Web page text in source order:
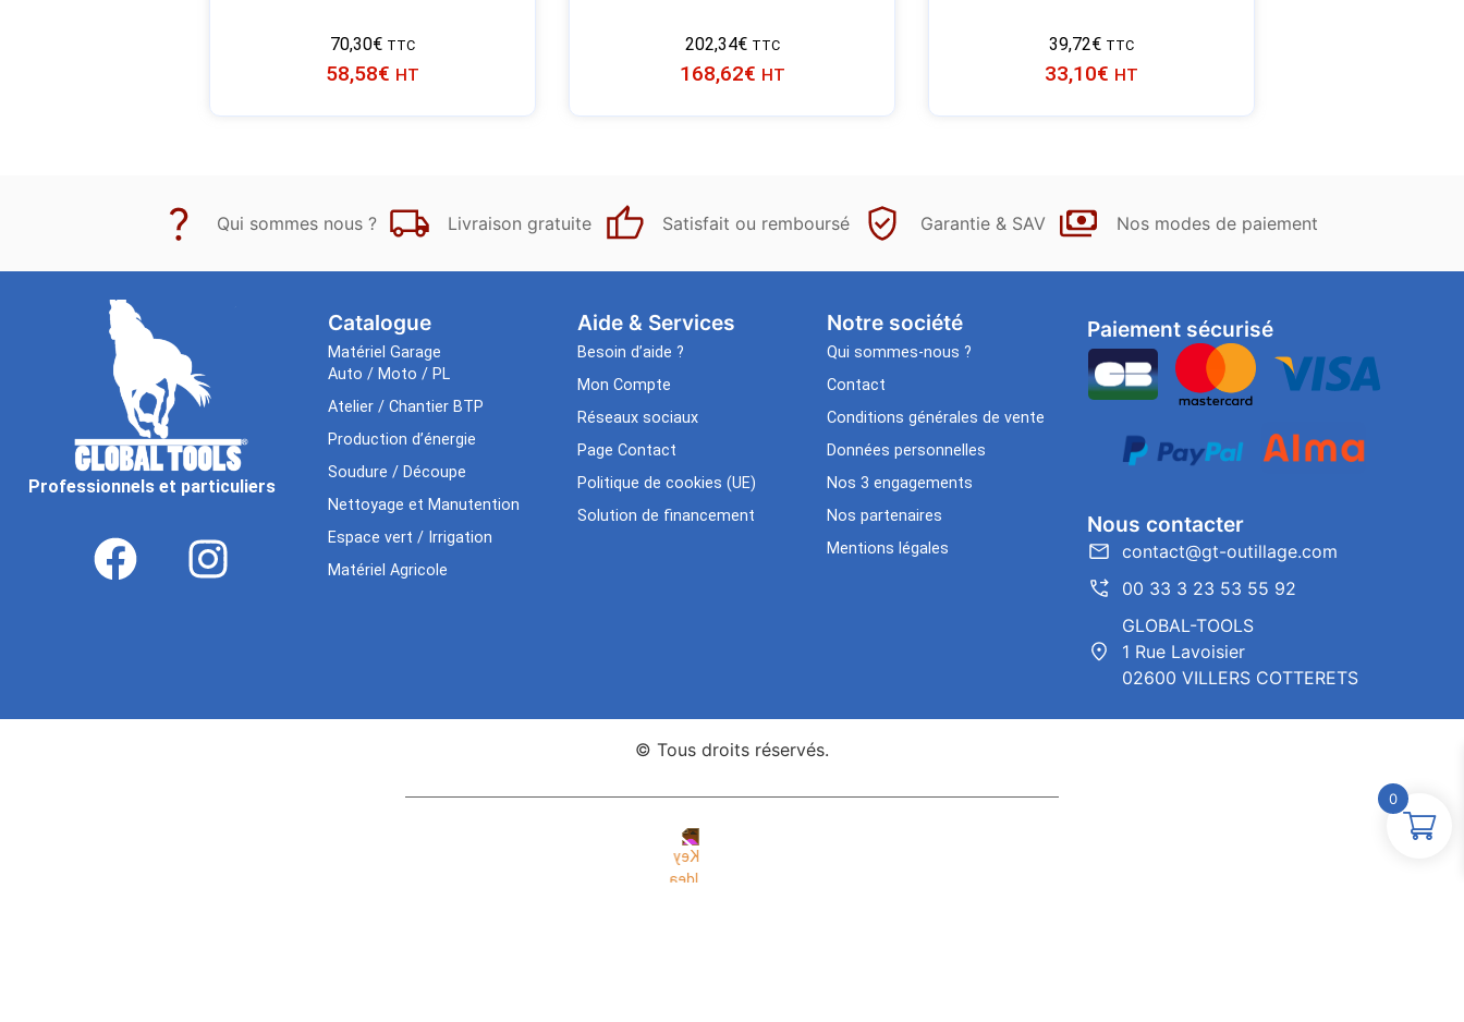
70,30€ TTC
58,58€ HT
202,34€ TTC
168,62€ HT
39,72€ TTC
33,10€ HT
Qui sommes nous ? Livraison gratuite Satisfait ou remboursé Garantie & SAV Nos modes de paiement
Professionnels et particuliers
Catalogue
Matériel Garage
Auto / Moto / PL
Atelier / Chantier BTP
Production d’énergie
Soudure / Découpe
Nettoyage et Manutention
Espace vert / Irrigation
Matériel Agricole
Aide & Services​
Besoin d’aide ?
Mon Compte
Réseaux sociaux
Page Contact
Politique de cookies (UE)
Solution de financement
Notre société
Qui sommes-nous ?
Contact
Conditions générales de vente
Données personnelles
Nos 3 engagements
Nos partenaires
Mentions légales
Paiement sécurisé
Nous contacter
contact@gt-outillage.com
00 33 3 23 53 55 92
GLOBAL-TOOLS
1 Rue Lavoisier
02600 VILLERS COTTERETS
© Tous droits réservés.
0